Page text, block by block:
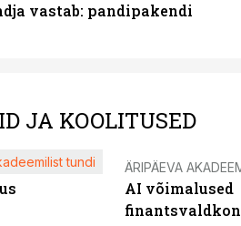
vastab: pandipakendi
JA KOOLITUSED
tundi ÄRIPÄEVA
AI võimalused